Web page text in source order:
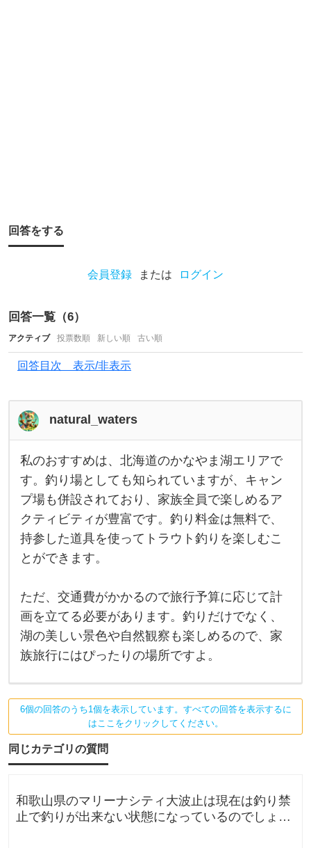
き
で
、
全
回答をする
会員登録 または ログイン
回答一覧（6）
アクティブ 投票数順 新しい順 古い順
回答目次 表示/非表示
natural_waters
私
の
お
す
す
め
は
、
北
海
の
か
な
や
ま
湖
エ
す
。
り
場
と
し
知
ら
れ
私のおすすめは、北海道のかなやま湖エリアで
す。釣り場としても知られていますが、キャン
プ場も併設されており、家族全員で楽しめるア
クティビティが豊富です。釣り料金は無料で、
持参した道具を使ってトラウト釣りを楽しむこ
とができます。
ただ、交通費がかかるので旅行予算に応じて計
画を立てる必要があります。釣りだけでなく、
湖の美しい景色や自然観察も楽しめるので、家
族旅行にはぴったりの場所ですよ。
6個の回答のうち1個を表示しています。すべての回答を表示するに
はここをクリックしてください。
同じカテゴリの質問
和歌山県のマリーナシティ大波止は現在は釣り禁
止で釣りが出来ない状態になっているのでしょう